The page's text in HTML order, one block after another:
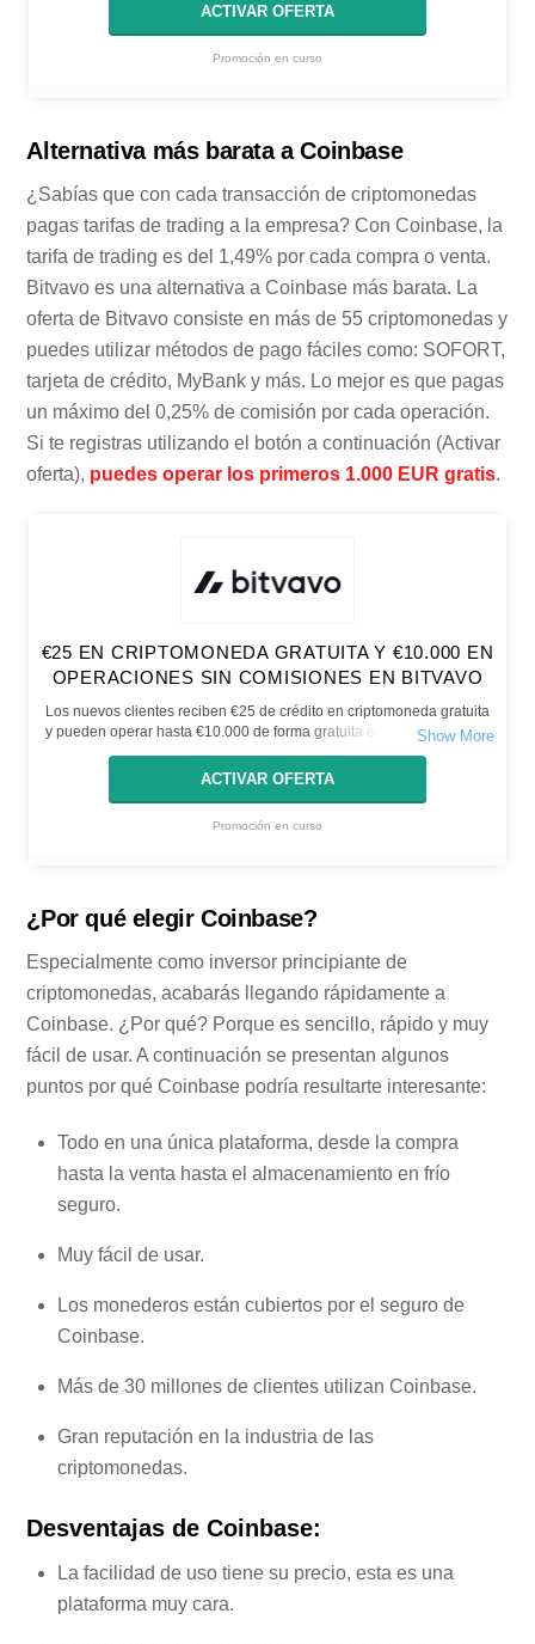
ACTIVAR OFERTA
Promoción en curso
Alternativa más barata a Coinbase
¿Sabías que con cada transacción de criptomonedas
pagas tarifas de trading a la empresa? Con Coinbase, la
tarifa de trading es del 1,49% por cada compra o venta.
Bitvavo es una alternativa a Coinbase más barata. La
oferta de Bitvavo consiste en más de 55 criptomonedas y
puedes utilizar métodos de pago fáciles como: SOFORT,
tarjeta de crédito, MyBank y más. Lo mejor es que pagas
un máximo del 0,25% de comisión por cada operación.
Si te registras utilizando el botón a continuación (Activar
oferta), puedes operar los primeros 1.000 EUR gratis.
€25 EN CRIPTOMONEDA GRATUITA Y €10.000 EN
OPERACIONES SIN COMISIONES EN BITVAVO
Los nuevos clientes reciben €25 de crédito en criptomoneda gratuita
y pueden operar hasta €10.000 de forma gratuita en el Exchange de
Bitvavo. El descuento es válido durante 7 días después de la
inscripción.
ACTIVAR OFERTA
Promoción en curso
¿Por qué elegir Coinbase?
Especialmente como inversor principiante de
criptomonedas, acabarás llegando rápidamente a
Coinbase. ¿Por qué? Porque es sencillo, rápido y muy
fácil de usar. A continuación se presentan algunos
puntos por qué Coinbase podría resultarte interesante:
Todo en una única plataforma, desde la compra
hasta la venta hasta el almacenamiento en frío
seguro.
Muy fácil de usar.
Los monederos están cubiertos por el seguro de
Coinbase.
Más de 30 millones de clientes utilizan Coinbase.
Gran reputación en la industria de las
criptomonedas.
Desventajas de Coinbase:
La facilidad de uso tiene su precio, esta es una
plataforma muy cara.